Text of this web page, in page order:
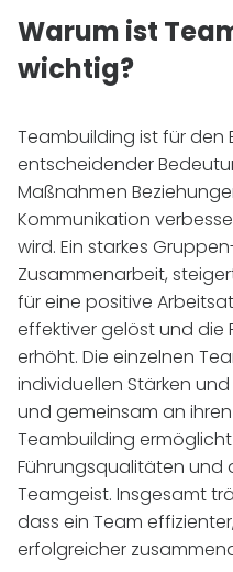
Warum ist
wichtig?
Teambuilding ist für den
entscheidender
Maßnahmen
Kommunikation
wird. Ein starkes
Zusammenarbeit,
für eine positive
effektiver gelöst und die
erhöht. Die einzelnen
individuellen Stärken
und gemeinsam an
Teambuilding
Führungsqualitäten und
Teamgeist. Insgesamt
dass ein Team
erfolgreicher